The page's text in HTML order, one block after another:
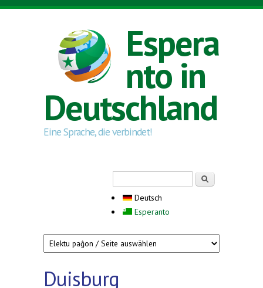
Direkt zum Inhalt
Espera
nto in
Deutschland
Eine Sprache, die verbindet!
Deutsch
Esperanto
Duisburg